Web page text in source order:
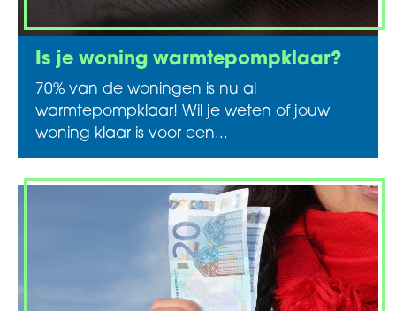
Is je woning warmtepompklaar?
70% van de woningen is nu al
warmtepompklaar! Wil je weten of jouw
woning klaar is voor een...